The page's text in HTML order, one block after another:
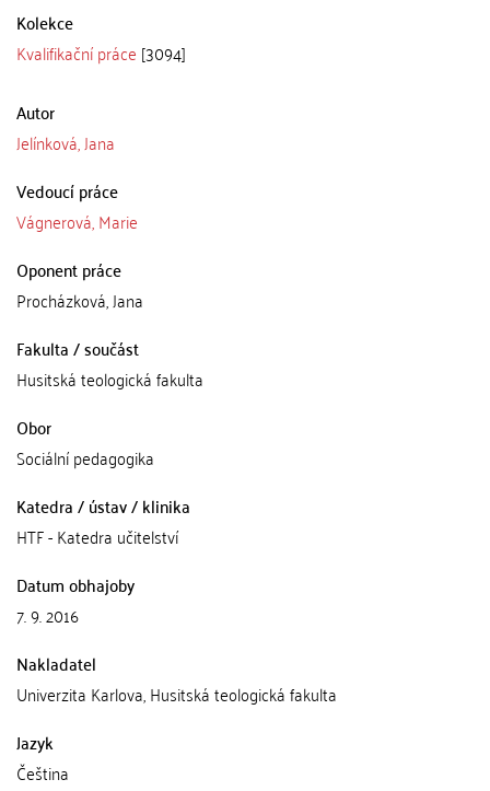
Kolekce
Kvalifikační práce [3094]
Autor
Jelínková, Jana
Vedoucí práce
Vágnerová, Marie
Oponent práce
Procházková, Jana
Fakulta / součást
Husitská teologická fakulta
Obor
Sociální pedagogika
Katedra / ústav / klinika
HTF - Katedra učitelství
Datum obhajoby
7. 9. 2016
Nakladatel
Univerzita Karlova, Husitská teologická fakulta
Jazyk
Čeština